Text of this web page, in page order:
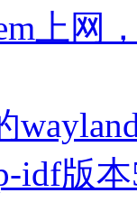
上网
idf版